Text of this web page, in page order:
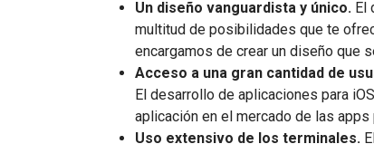
Un diseño vanguardista y único. El
multitud de posibilidades que te
encargamos de crear un diseño que
Acceso a una gran cantidad de
El desarrollo de aplicaciones para
aplicación en el mercado de las apps
Uso extensivo de los terminales.